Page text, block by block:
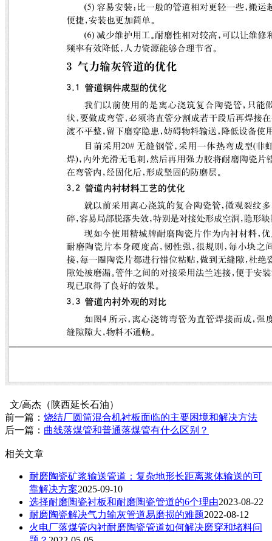
文/高杰（陕西延长石油）
前一篇： 烧结厂圆筒混合机衬板面临的主要困境和解决方法
后一篇： 曲线落煤管和普通落煤管有什么区别？
相关文章
耐磨陶瓷矿浆输送管道：复杂地形长距离浆体输送的可
靠解决方案2025-09-10
选择耐磨陶瓷衬板和耐磨陶瓷管道的6个理由2023-08-22
耐磨陶瓷解决气力输灰管道易磨损的难题2022-08-12
火电厂落煤管内衬耐磨陶瓷管道如何解决磨穿和堵料问